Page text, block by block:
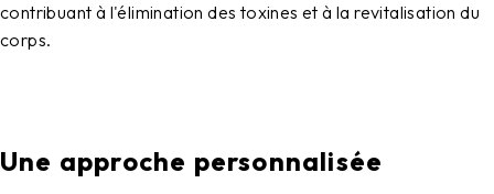
contribuant à l'élimination des toxines et à la revitalisation du
corps.
Une approche personnalisée